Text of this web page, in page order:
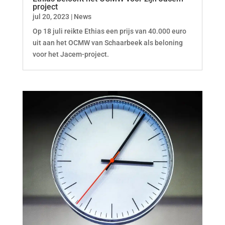
project
jul 20, 2023 | News
Op 18 juli reikte Ethias een prijs van 40.000 euro
uit aan het OCMW van Schaarbeek als beloning
voor het Jacem-project.